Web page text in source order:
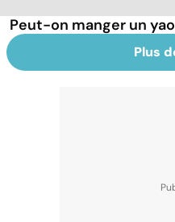
Peut-on manger un
Plus